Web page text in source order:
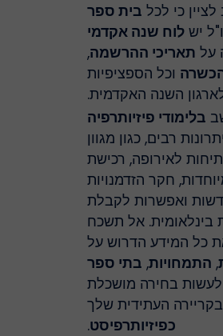
כי לכלבית ספר
לוח שנה אקדמי
תאריכי ההרשמה,
וכל הספציפיות
השנה האקדמית.
פיזיותרפיה
רבים, כגון מגוון
לאירופה, רכישת
חקר הזדמנויות
ואפשרות לקבלת
אל תשכח
המידע הדרוש על
,בתי ספר
בחירה מושכלת
העתידית שלך
כפיזיותרפיסט.